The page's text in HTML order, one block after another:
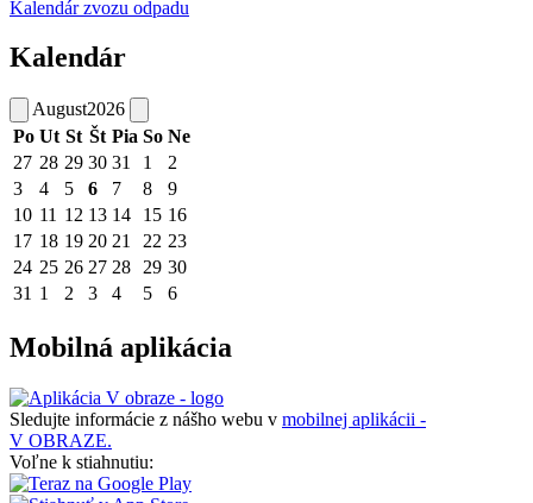
Kalendár zvozu odpadu
Kalendár
August2026
Po Ut St Št Pia So Ne
27 28 29 30 31 1
2
3
4 5 6 7 8
9
10 11 12 13 14 15 16
17 18 19 20 21 22 23
24 25 26 27 28 29 30
31 1 2 3 4 5 6
Mobilná aplikácia
Sledujte informácie z nášho webu v mobilnej aplikácii -
V OBRAZE.
Voľne k stiahnutiu: